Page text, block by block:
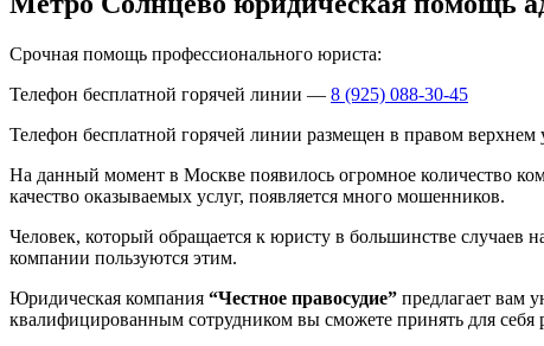
Срочная помощь профессионального юриста:
Телефон бесплатной горячей линии — 8 (925) 088-30-45
Телефон бесплатной горячей линии размещен в правом верхнем
На данный момент в Москве появилось огромное количество
качество оказываемых услуг, появляется много мошенников.
Человек, который обращается к юристу в большинстве
компании пользуются этим.
Юридическая компания “Честное правосудие” предлагает вам
квалифицированным сотрудником вы сможете принять для себя